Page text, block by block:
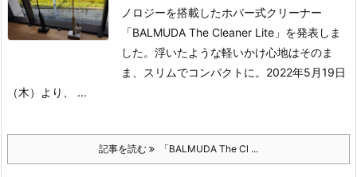
ノロジーを搭載したホバー式クリーナー
「BALMUDA The Cleaner Lite」を発表しま
した。浮いたような軽いかけ心地はそのま
ま、スリムでコンパクトに。2022年5月19日
（木）より、 ...
記事を読む 「BALMUDA The Cl ...